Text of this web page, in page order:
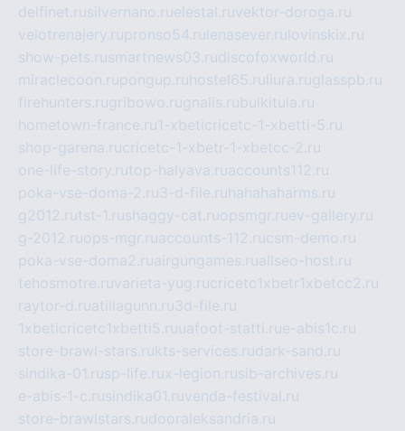
delfinet.rusilvernano.ruelestal.ruvektor-doroga.ru
velotrenajery.rupronso54.ru lenasever.ru lovinskix.ru
show-pets.rusmartnews03.rudiscofoxworld.ru
miraclecoon.rupongup.ru hostel65.ru liura.ruglasspb.ru
firehunters.rugribowo.rugnalis.rubulkitula.ru
hometown-france.ru1-xbeticricetc-1-xbetti-5.ru
shop-garena.rucricetc-1-xbetr-1-xbetcc-2.ru
one-life-story.rutop-halyava.ruaccounts112.ru
poka-vse-doma-2.ru3-d-file.ru hahahaharms.ru
g2012.rutst-1.rushaggy-cat.ruopsmgr.ruev-gallery.ru
g-2012.ruops-mgr.ruaccounts-112.rucsm-demo.ru
poka-vse-doma2.ruairgungames.ruallseo-host.ru
tehosmotre.ruvarieta-yug.rucricetc1xbetr1xbetcc2.ru
raytor-d.ruatillagunn.ru3d-file.ru
1xbeticricetc1xbetti5.ruuafoot-statti.rue-abis1c.ru
store-brawl-stars.rukts-services.rudark-sand.ru
sindika-01.rusp-life.rux-legion.rusib-archives.ru
e-abis-1-c.rusindika01.ruvenda-festival.ru
store-brawlstars.rudooraleksandria.ru